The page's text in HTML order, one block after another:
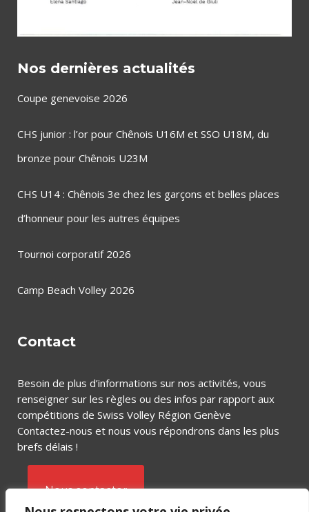
Nos dernières actualités
Coupe genevoise 2026
CHS junior : l’or pour Chênois U16M et SSO U18M, du
bronze pour Chênois U23M
CHS U14 : Chênois 3e chez les garçons et belles places
d’honneur pour les autres équipes
Tournoi corporatif 2026
Camp Beach Volley 2026
Contact
Besoin de plus d’informations sur nos activités, vous
renseigner sur les règles ou des infos par rapport aux
compétitions de Swiss Volley Région Genève
Contactez-nous et nous vous répondrons dans les plus
brefs délais !
Nous contacter